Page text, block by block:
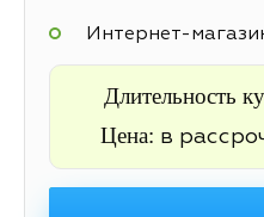
Интернет-
Длительность
Цена: в